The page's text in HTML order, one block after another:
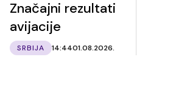
Značajni rezultati
avijacije
SRBIJA 14:4401.08.2026.